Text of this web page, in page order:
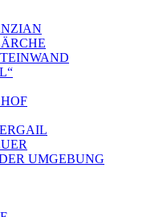
UMGEBUNG